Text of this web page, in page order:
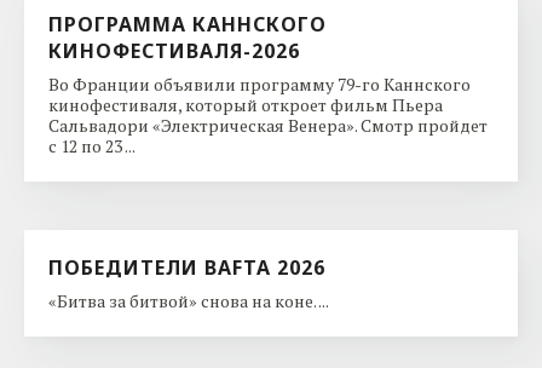
ПРОГРАММА КАННСКОГО
КИНОФЕСТИВАЛЯ-2026
Во Франции объявили программу 79-го Каннского
кинофестиваля, который откроет фильм Пьера
Сальвадори «Электрическая Венера». Смотр пройдет
с 12 по 23 ...
ПОБЕДИТЕЛИ BAFTA 2026
«Битва за битвой» снова на коне. ...